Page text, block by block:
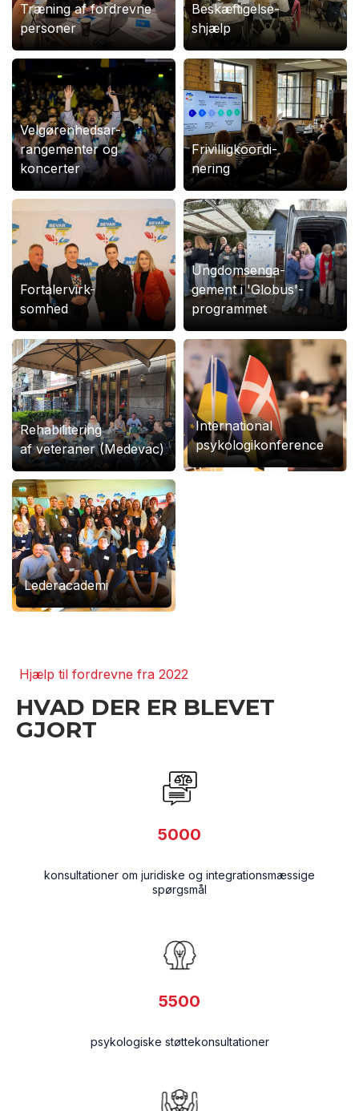
Træning af fordrevne
personer
Beskæftigelse-
shjælp
Velgørenhedsar-
rangementer og
koncerter
Frivilligkoordi-
nering
Fortalervirk-
somhed
Ungdomsenga-
gement i 'Globus'-
programmet
Rehabilitering
af veteraner (Medevac)
International
psykologikonference
Lederacademi
Hjælp til fordrevne fra 2022
HVAD DER ER BLEVET
GJORT
5000
konsultationer om juridiske og integrationsmæssige
spørgsmål
5500
psykologiske støttekonsultationer